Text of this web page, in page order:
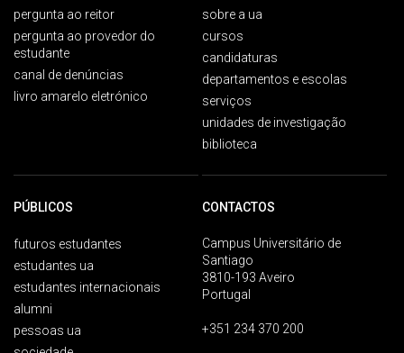
pergunta ao reitor
pergunta ao provedor do
estudante
canal de denúncias
livro amarelo eletrónico
sobre a ua
cursos
candidaturas
departamentos e escolas
serviços
unidades de investigação
biblioteca
PÚBLICOS
futuros estudantes
estudantes ua
estudantes internacionais
alumni
pessoas ua
CONTACTOS
Campus Universitário de
Santiago
3810-193 Aveiro
Portugal
+351 234 370 200